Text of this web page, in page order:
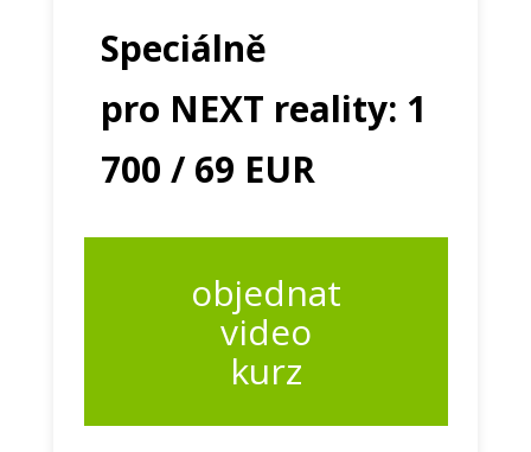
Speciálně
pro NEXT reality: 1
700 / 69 EUR
objednat
video
kurz